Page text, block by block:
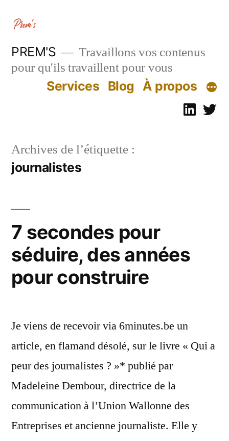
contenu
PREM'S
Travaillons vos contenus
pour qu'ils travaillent pour vous
Services Blog À propos
Archives de l’étiquette :
journalistes
7 secondes pour
séduire, des années
pour construire
Je viens de recevoir via 6minutes.be un
article, en flamand désolé, sur le livre « Qui a
peur des journalistes ? »* publié par
Madeleine Dembour, directrice de la
communication à l’Union Wallonne des
Entreprises et ancienne journaliste. Elle y